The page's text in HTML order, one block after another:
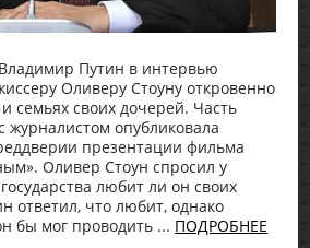
Путин в интервью
Оливеру Стоуну откровенно
и семьях своих дочерей. Часть
журналистом опубликовала
презентации фильма
Оливер Стоун спросил у
любит ли он своих
ответил, что любит, однако
бы мог проводить ... ПОДРОБНЕЕ